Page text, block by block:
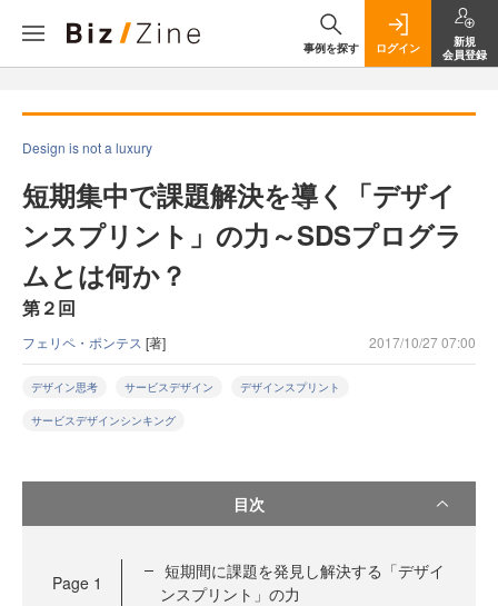
事例を探す ログイン
新規
会員登録
Design is not a luxury
短期集中で課題解決を導く「デザイ
ンスプリント」の力～SDSプログラ
ムとは何か？
第２回
フェリペ・ポンテス [著] 2017/10/27 07:00
デザイン思考 サービスデザイン デザインスプリント
サービスデザインシンキング
目次
Page 1
短期間に課題を発見し解決する「デザイ
ンスプリント」の力